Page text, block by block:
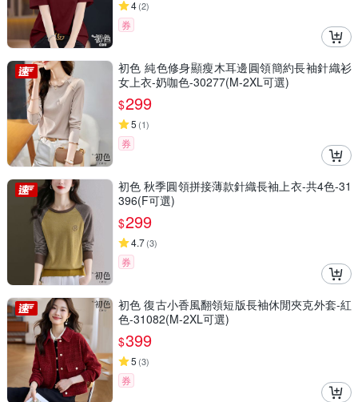
4(2)
券
初色 純色修身顯瘦木耳邊圓領簡約長袖針織衫
女上衣-奶咖色-30277(M-2XL可選)
$299
5 (1)
券
初色 秋季圓領拼接薄款針織長袖上衣-共4色-31
396(F可選)
$299
4.7(3)
券
初色 復古小香風翻領短版長袖休閒夾克外套-紅
色-31082(M-2XL可選)
$399
5 (3)
券